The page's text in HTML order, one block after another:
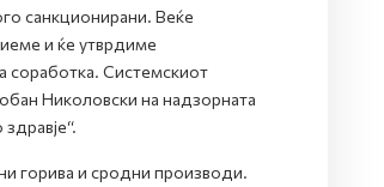
санкционирани. Веќе
и ќе утврдиме
соработка. Системскиот
Николовски на надзорната
горива и сродни производи.